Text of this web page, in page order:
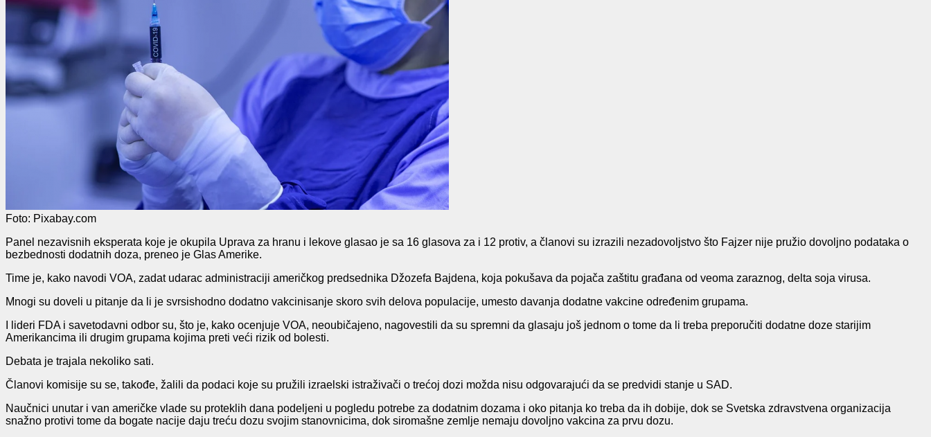
Foto: Pixabay.com
Panel nezavisnih eksperata koje je okupila Uprava za hranu i lekove glasao je sa 16 glasova za i 12 protiv, a članovi su izrazili nezadovoljstvo što Fajzer nije pružio dovoljno podataka o
bezbednosti dodatnih doza, preneo je Glas Amerike.
Time je, kako navodi VOA, zadat udarac administraciji američkog predsednika Džozefa Bajdena, koja pokušava da pojača zaštitu građana od veoma zaraznog, delta soja virusa.
Mnogi su doveli u pitanje da li je svrsishodno dodatno vakcinisanje skoro svih delova populacije, umesto davanja dodatne vakcine određenim grupama.
I lideri FDA i savetodavni odbor su, što je, kako ocenjuje VOA, neoubičajeno, nagovestili da su spremni da glasaju još jednom o tome da li treba preporučiti dodatne doze starijim
Amerikancima ili drugim grupama kojima preti veći rizik od bolesti.
Debata je trajala nekoliko sati.
Članovi komisije su se, takođe, žalili da podaci koje su pružili izraelski istraživači o trećoj dozi možda nisu odgovarajući da se predvidi stanje u SAD.
Naučnici unutar i van američke vlade su proteklih dana podeljeni u pogledu potrebe za dodatnim dozama i oko pitanja ko treba da ih dobije, dok se Svetska zdravstvena organizacija
snažno protivi tome da bogate nacije daju treću dozu svojim stanovnicima, dok siromašne zemlje nemaju dovoljno vakcina za prvu dozu.